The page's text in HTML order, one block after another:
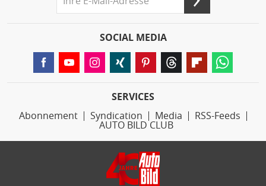
SOCIAL MEDIA
SERVICES
Abonnement
Syndication Media
RSS-Feeds
AUTO BILD CLUB